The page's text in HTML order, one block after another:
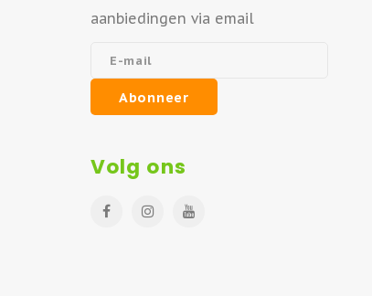
aanbiedingen via email
Abonneer
Volg ons